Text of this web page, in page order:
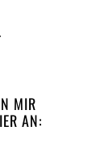
MIR
AN: